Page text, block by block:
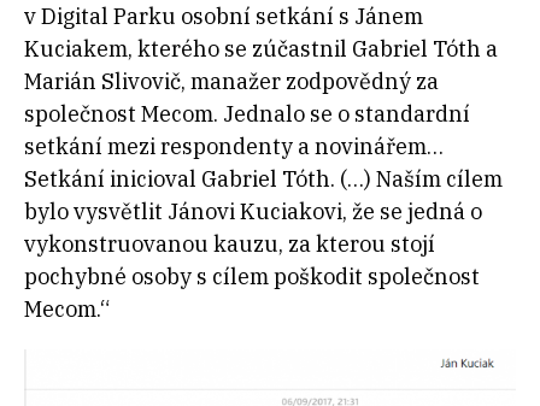
v Digital Parku osobní setkání s Jánem
Kuciakem, kterého se zúčastnil Gabriel Tóth a
Marián Slivovič, manažer zodpovědný za
společnost Mecom. Jednalo se o standardní
setkání mezi respondenty a novinářem…
Setkání inicioval Gabriel Tóth. (…) Naším cílem
bylo vysvětlit Jánovi Kuciakovi, že se jedná o
vykonstruovanou kauzu, za kterou stojí
pochybné osoby s cílem poškodit společnost
Mecom.“